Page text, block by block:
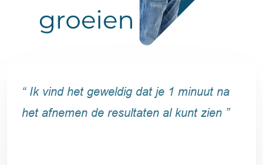
“ Ik vind het geweldig dat je 1 minuut na
het afnemen de resultaten al kunt zien ”